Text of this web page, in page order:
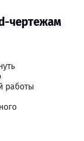
чертежам
работы